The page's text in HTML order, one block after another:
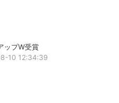
ップW受賞
10 12:34:39